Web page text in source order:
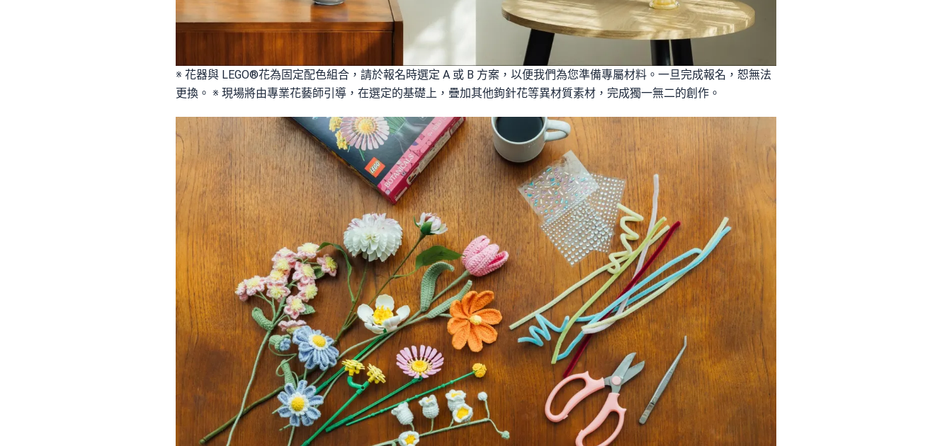
※ 花器與 LEGO®花為固定配色組合，請於報名時選定 A 或 B 方案，以便我們為您準備專屬材料。一旦完成報名，恕無法
更換。 ※ 現場將由專業花藝師引導，在選定的基礎上，疊加其他鉤針花等異材質素材，完成獨一無二的創作。